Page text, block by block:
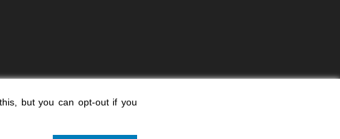
but you can opt-out if you